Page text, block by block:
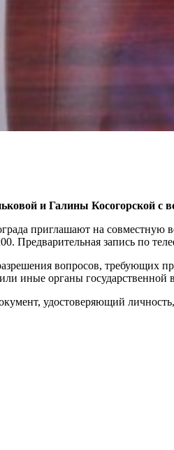
и Галины Косогорской с
приглашают на
Предварительная запись по
вопросов, требующих
иные органы государственной
удостоверяющий